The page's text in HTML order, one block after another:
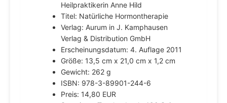
Heilpraktikerin Anne Hild
Titel: Natürliche Hormontherapie
Verlag: Aurum in J. Kamphausen
Verlag & Distribution GmbH
Erscheinungsdatum: 4. Auflage 2011
Größe: 13,5 cm x 21,0 cm x 1,2 cm
Gewicht: 262 g
ISBN: 978-3-89901-244-6
Preis: 14,80 EUR